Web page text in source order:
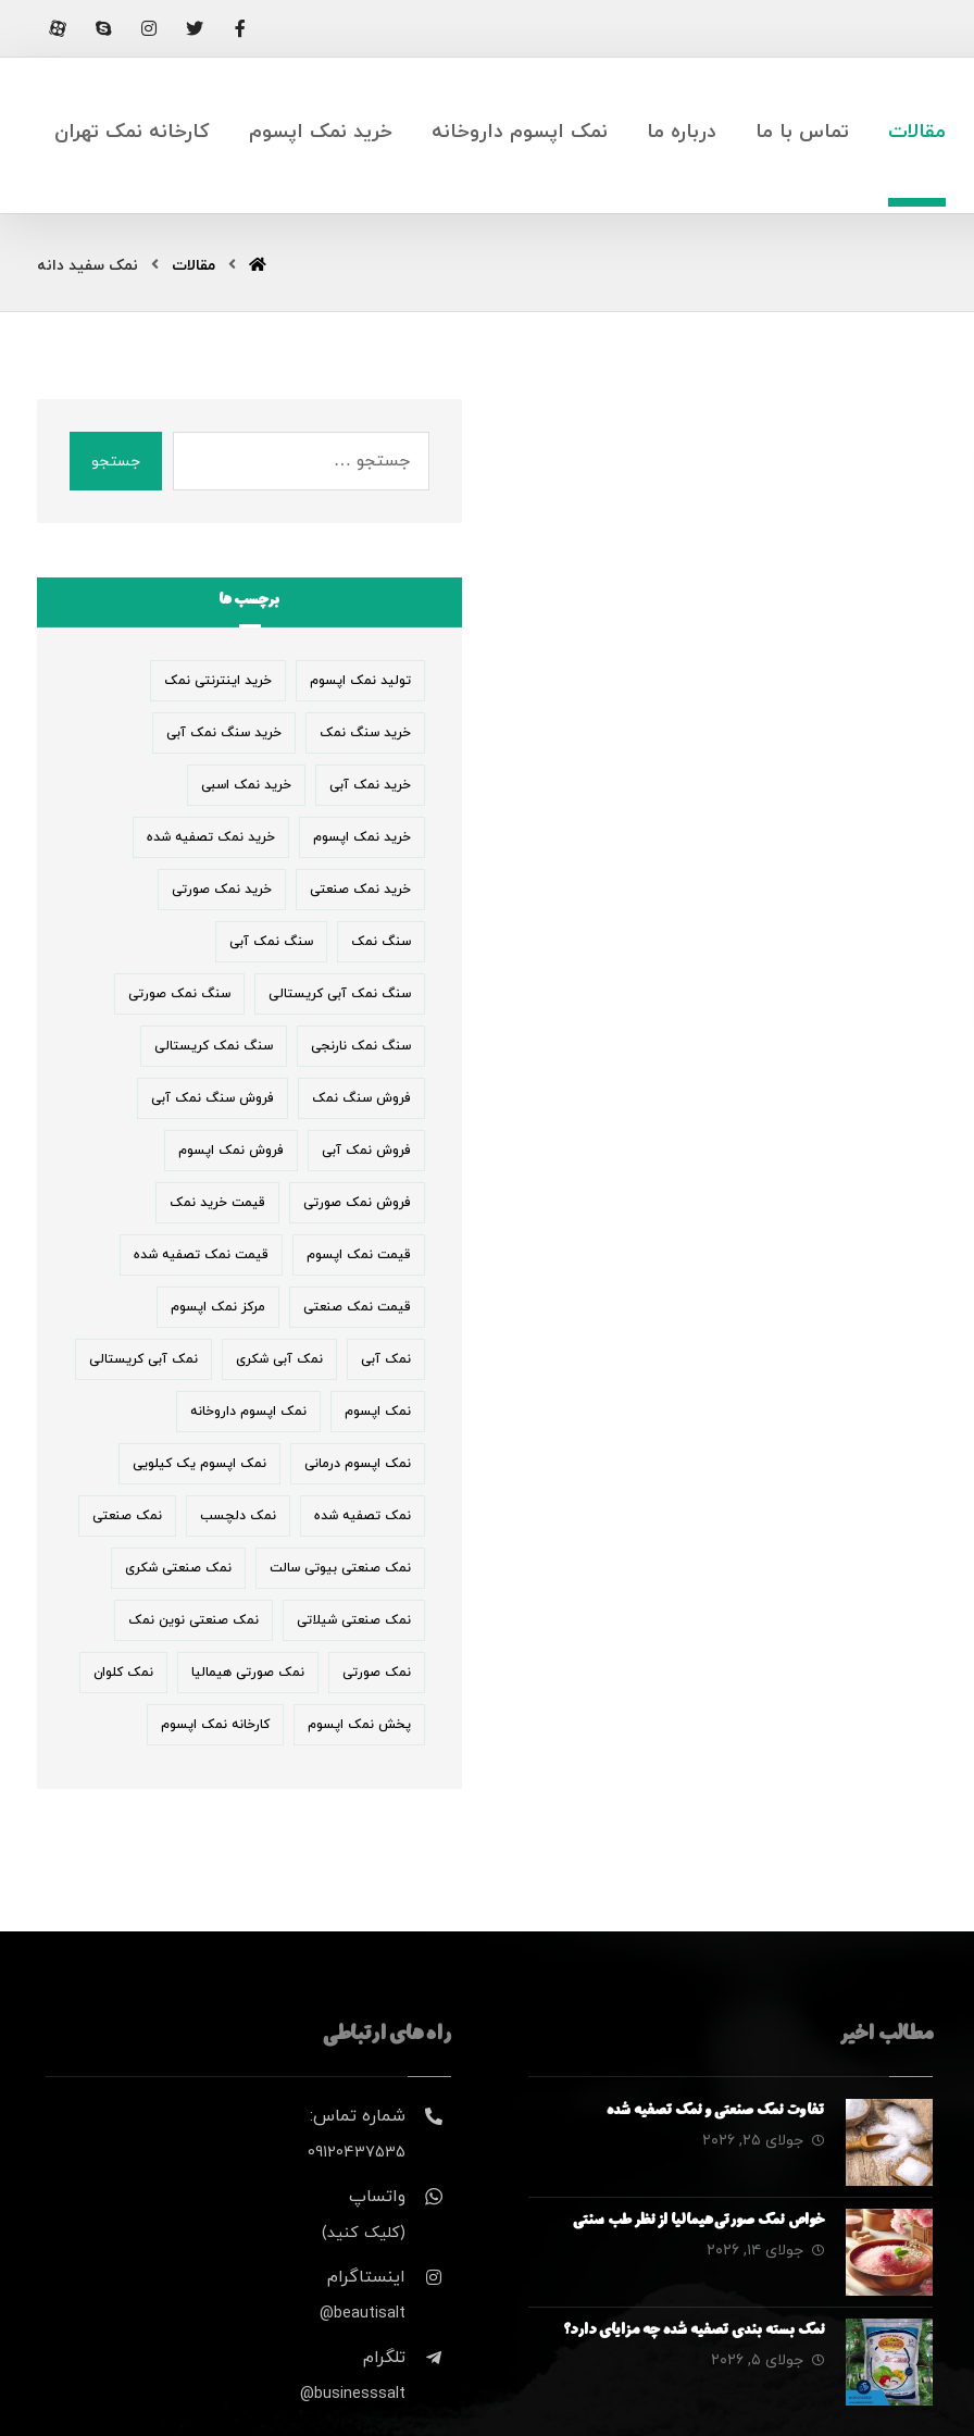
مقالات تماس با ما درباره ما نمک اپسوم داروخانه خرید نمک اپسوم کارخانه نمک تهران
مقالات نمک سفید دانه
جستجو
برچسب ها
تولید نمک اپسوم خرید اینترنتی نمک
خرید سنگ نمک خرید سنگ نمک آبی
خرید نمک آبی خرید نمک اسبی
خرید نمک اپسوم خرید نمک تصفیه شده
خرید نمک صنعتی خرید نمک صورتی
سنگ نمک سنگ نمک آبی
سنگ نمک آبی کریستالی سنگ نمک صورتی
سنگ نمک نارنجی سنگ نمک کریستالی
فروش سنگ نمک فروش سنگ نمک آبی
فروش نمک آبی فروش نمک اپسوم
فروش نمک صورتی قیمت خرید نمک
قیمت نمک اپسوم قیمت نمک تصفیه شده
قیمت نمک صنعتی مرکز نمک اپسوم
نمک آبی نمک آبی شکری نمک آبی کریستالی
نمک اپسوم نمک اپسوم داروخانه
نمک اپسوم درمانی نمک اپسوم یک کیلویی
نمک تصفیه شده نمک دلچسب نمک صنعتی
نمک صنعتی بیوتی سالت نمک صنعتی شکری
نمک صنعتی شیلاتی نمک صنعتی نوین نمک
نمک صورتی نمک صورتی هیمالیا نمک کلوان
پخش نمک اپسوم کارخانه نمک اپسوم
مطالب اخیر
تفاوت نمک صنعتی و نمک تصفیه شده
جولای ۲۵, ۲۰۲۶
خواص نمک صورتی هیمالیا از نظر طب سنتی
جولای ۱۴, ۲۰۲۶
نمک بسته بندی تصفیه شده چه مزایای دارد؟
جولای ۵, ۲۰۲۶
راه های ارتباطی
شماره تماس:
09120437535
واتساپ
(کلیک کنید)
اینستاگرام
beautisalt@
تلگرام
businesssalt@